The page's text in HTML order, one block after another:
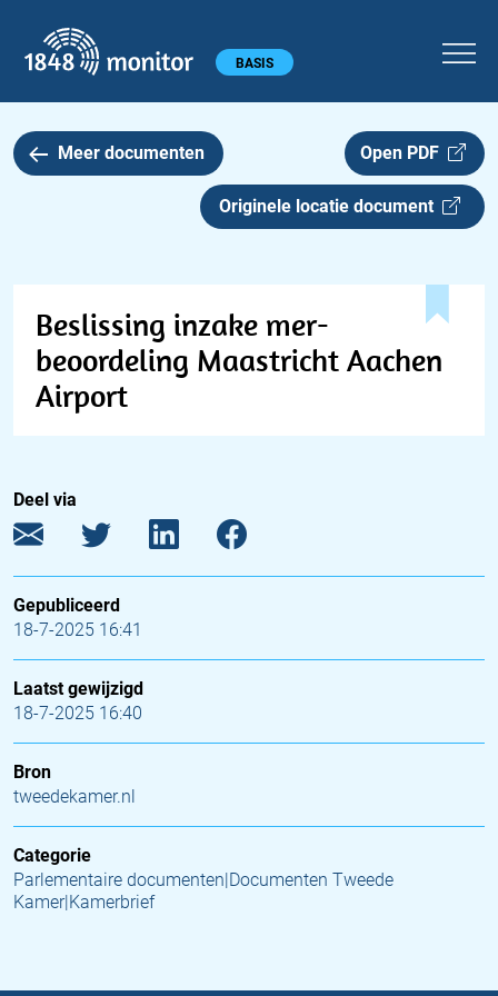
Hoofdmenu BASIS
Meer documenten Open PDF
Originele locatie document
Beslissing inzake mer-
beoordeling Maastricht Aachen
Airport
Deel via
Gepubliceerd
18-7-2025 16:41
Laatst gewijzigd
18-7-2025 16:40
Bron
tweedekamer.nl
Categorie
Parlementaire documenten|Documenten Tweede
Kamer|Kamerbrief